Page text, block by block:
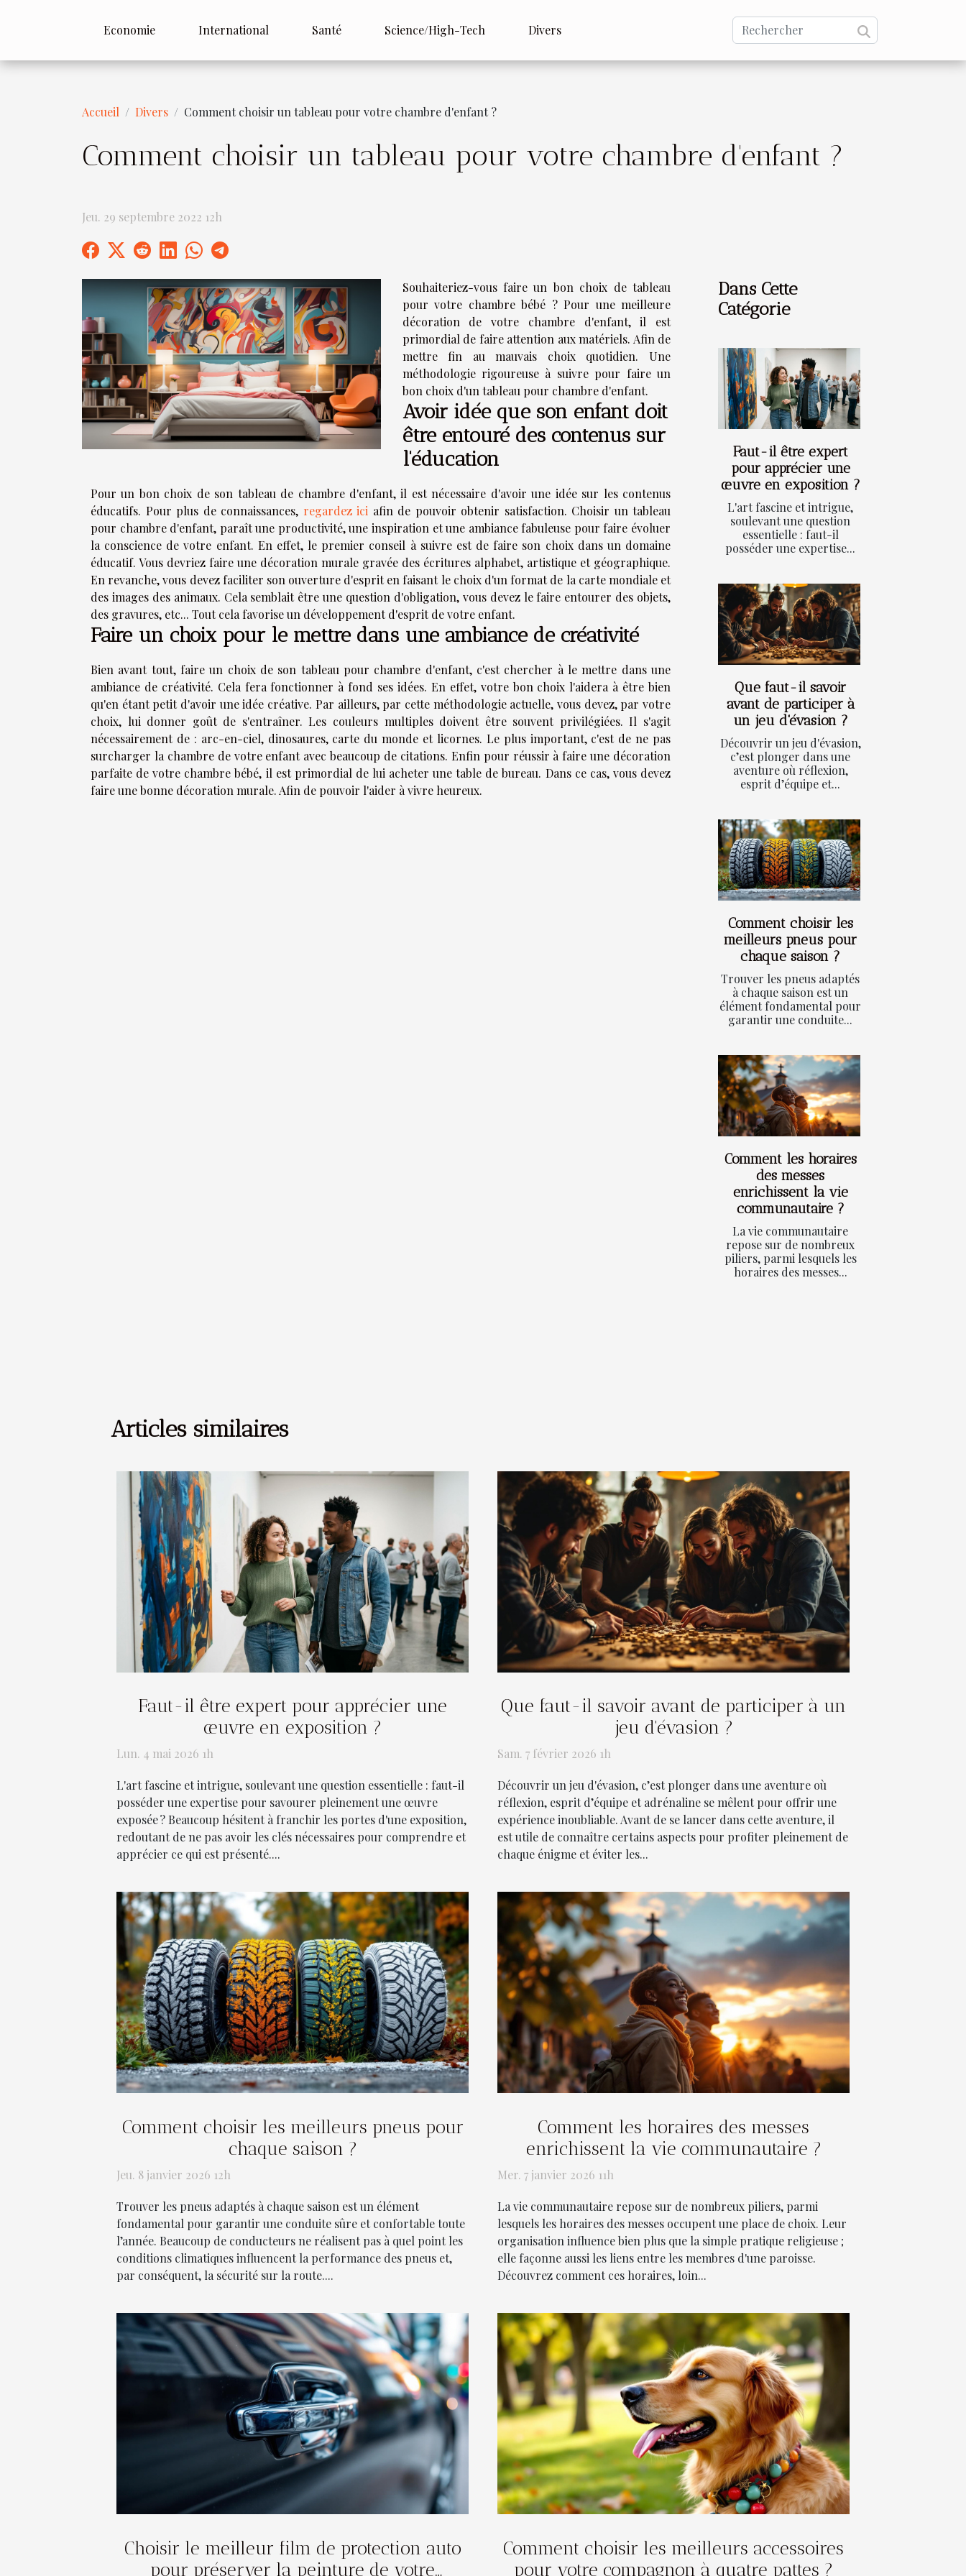
Economie International Santé Science/High-Tech Divers
Accueil Divers Comment choisir un tableau pour votre chambre d'enfant ?
Comment choisir un tableau pour votre chambre d'enfant ?
Jeu. 29 septembre 2022 12h
Souhaiteriez-vous faire un bon choix de tableau
pour votre chambre bébé ? Pour une meilleure
décoration de votre chambre d'enfant, il est
primordial de faire attention aux matériels. Afin de
mettre fin au mauvais choix quotidien. Une
méthodologie rigoureuse à suivre pour faire un
bon choix d'un tableau pour chambre d'enfant.
Avoir idée que son enfant doit
être entouré des contenus sur
l'éducation
Pour un bon choix de son tableau de chambre d'enfant, il est nécessaire d'avoir une idée sur les contenus
éducatifs. Pour plus de connaissances, regardez ici afin de pouvoir obtenir satisfaction. Choisir un tableau
pour chambre d'enfant, paraît une productivité, une inspiration et une ambiance fabuleuse pour faire évoluer
la conscience de votre enfant. En effet, le premier conseil à suivre est de faire son choix dans un domaine
éducatif. Vous devriez faire une décoration murale gravée des écritures alphabet, artistique et géographique.
En revanche, vous devez faciliter son ouverture d'esprit en faisant le choix d'un format de la carte mondiale et
des images des animaux. Cela semblait être une question d'obligation, vous devez le faire entourer des objets,
des gravures, etc... Tout cela favorise un développement d'esprit de votre enfant.
Faire un choix pour le mettre dans une ambiance de créativité
Bien avant tout, faire un choix de son tableau pour chambre d'enfant, c'est chercher à le mettre dans une
ambiance de créativité. Cela fera fonctionner à fond ses idées. En effet, votre bon choix l'aidera à être bien
qu'en étant petit d'avoir une idée créative. Par ailleurs, par cette méthodologie actuelle, vous devez, par votre
choix, lui donner goût de s'entraîner. Les couleurs multiples doivent être souvent privilégiées. Il s'agit
nécessairement de : arc-en-ciel, dinosaures, carte du monde et licornes. Le plus important, c'est de ne pas
surcharger la chambre de votre enfant avec beaucoup de citations. Enfin pour réussir à faire une décoration
parfaite de votre chambre bébé, il est primordial de lui acheter une table de bureau. Dans ce cas, vous devez
faire une bonne décoration murale. Afin de pouvoir l'aider à vivre heureux.
Dans Cette
Catégorie
Faut-il être expert
pour apprécier une
œuvre en exposition ?
L'art fascine et intrigue,
soulevant une question
essentielle : faut-il
posséder une expertise...
Que faut-il savoir
avant de participer à
un jeu d'évasion ?
Découvrir un jeu d'évasion,
c’est plonger dans une
aventure où réflexion,
esprit d’équipe et...
Comment choisir les
meilleurs pneus pour
chaque saison ?
Trouver les pneus adaptés
à chaque saison est un
élément fondamental pour
garantir une conduite...
Comment les horaires
des messes
enrichissent la vie
communautaire ?
La vie communautaire
repose sur de nombreux
piliers, parmi lesquels les
horaires des messes...
Articles similaires
Faut-il être expert pour apprécier une
œuvre en exposition ?
Lun. 4 mai 2026 1h
L'art fascine et intrigue, soulevant une question essentielle : faut-il
posséder une expertise pour savourer pleinement une œuvre
exposée ? Beaucoup hésitent à franchir les portes d'une exposition,
redoutant de ne pas avoir les clés nécessaires pour comprendre et
apprécier ce qui est présenté....
Que faut-il savoir avant de participer à un
jeu d'évasion ?
Sam. 7 février 2026 1h
Découvrir un jeu d'évasion, c’est plonger dans une aventure où
réflexion, esprit d’équipe et adrénaline se mêlent pour offrir une
expérience inoubliable. Avant de se lancer dans cette aventure, il
est utile de connaître certains aspects pour profiter pleinement de
chaque énigme et éviter les...
Comment choisir les meilleurs pneus pour
chaque saison ?
Jeu. 8 janvier 2026 12h
Trouver les pneus adaptés à chaque saison est un élément
fondamental pour garantir une conduite sûre et confortable toute
l’année. Beaucoup de conducteurs ne réalisent pas à quel point les
conditions climatiques influencent la performance des pneus et,
par conséquent, la sécurité sur la route....
Comment les horaires des messes
enrichissent la vie communautaire ?
Mer. 7 janvier 2026 11h
La vie communautaire repose sur de nombreux piliers, parmi
lesquels les horaires des messes occupent une place de choix. Leur
organisation influence bien plus que la simple pratique religieuse ;
elle façonne aussi les liens entre les membres d'une paroisse.
Découvrez comment ces horaires, loin...
Choisir le meilleur film de protection auto
pour préserver la peinture de votre
Comment choisir les meilleurs accessoires
pour votre compagnon à quatre pattes ?